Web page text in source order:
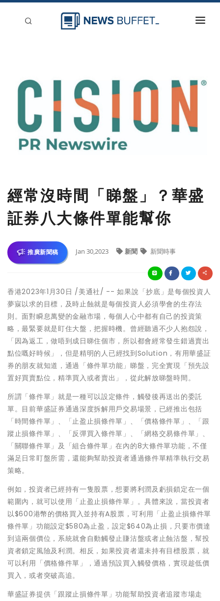
登入
經常沒時間「睇盤」？華盛
証券八大條件單能幫你
推廣新聞稿 Jan 30,2023 新聞 新聞時事
香港2023年1月30日 /美通社/ -- 如果說 「抄底」 是每個投資人
夢寐以求的目標，及時止蝕就是每個投資人必須學會的生存法
則。面對瞬息萬變的金融市場，每個人心中都有自己的投資策
略，最緊要就是盯住大盤，把握時機。曾經聽過不少人抱怨說 ，
「因為返工，做唔到成日睇住個市，所以都會經常發生錯過賣出
點位嘅好時候」
， 但是精明的人已經找到Solution，有用華盛証
券的朋友就知道 ，通過「條件單功能」睇盤，完全實現「預先設
置好買賣點位，精準買入或者賣出」，從此解放睇盤時間。
所謂「條件單」就是一種可以設定條件，觸發後再送出的委託
單。目前華盛証券通過深度拆解用戶交易場景，已經推出包括
「時間條件單」、「止盈止損條件單」、「價格條件單」、「跟
蹤止損條件單」、「反彈買入條件單」、「網格交易條件單」、
「關聯條件單」及「組合條件單」在內的8大條件單功能，不僅
滿足日常盯盤所需，還能夠幫助投資者通過條件單精準執行交易
策略。
例如，投資者已經持有一隻股票，想要將利潤及虧損鎖定在一個
範圍內，就可以使用「止盈止損條件單」。具體來說，當投資者
以$600港幣的價格買入並持有A股票，可利用「止盈止損條件單
條件單」功能設定$580為止盈，設定$640為止損，只要市價達
到這兩個價位，系統就會自動觸發止賺沽盤或者止蝕沽盤，幫投
資者鎖定風險及利潤。相反，如果投資者還未持有目標股票，就
可以利用「價格條件單」，通過預設買入觸發價格，實現趁低價
買入，或者突破高追。
華盛証券提供「跟蹤止損條件單」功能幫助投資者追蹤市場走